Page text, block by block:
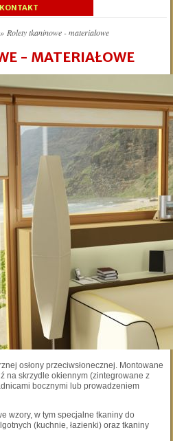
KONTAKT
» Rolety tkaninowe - materiałowe
- MATERIAŁOWE
osłony przeciwsłonecznej. Montowane
na skrzydle okiennym (zintegrowane z
bocznymi lub prowadzeniem
wzory, w tym specjalne tkaniny do
(kuchnie, łazienki) oraz tkaniny